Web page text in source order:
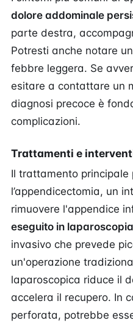
dolore addominale
parte destra,
Potresti anche notare
febbre leggera. Se
esitare a contattare un
diagnosi precoce è
complicazioni.
Trattamenti e
Il trattamento principale
l’appendicectomia, un
rimuovere l'appendice
eseguito in laparoscopia
invasivo che prevede
un'operazione
laparoscopica riduce il
accelera il recupero. In
perforata, potrebbe